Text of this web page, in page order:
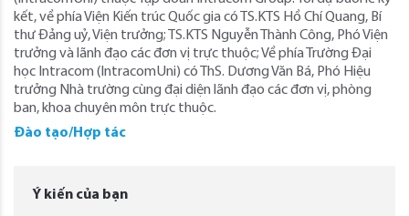
kết, về phía Viện Kiến trúc Quốc gia có TS.KTS Hồ Chí Quang, Bí
thư Đảng uỷ, Viện trưởng; TS.KTS Nguyễn Thành Công, Phó Viện
trưởng và lãnh đạo các đơn vị trực thuộc; Về phía Trường Đại
học Intracom (IntracomUni) có ThS. Dương Văn Bá, Phó Hiệu
trưởng Nhà trường cùng đại diện lãnh đạo các đơn vị, phòng
ban, khoa chuyên môn trực thuộc.
Đào tạo/Hợp tác
Ý kiến của bạn